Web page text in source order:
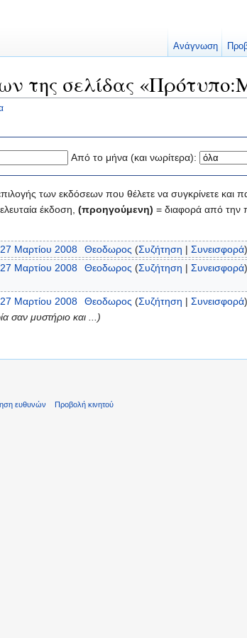
της σελίδας
Από το μήνα (και νωρίτερα):
των εκδόσεων που θέλετε να συγκρίνετε και
έκδοση, (προηγούμενη) = διαφορά από την
Μαρτίου 2008 Θεοδωρος (Συζήτηση | Συνεισφορά)
Μαρτίου 2008 Θεοδωρος (Συζήτηση | Συνεισφορά)
Μαρτίου 2008 Θεοδωρος (Συζήτηση | Συνεισφορά)
σαν μυστήριο και ...)
Ανάγνωση
ευθυνών Προβολή κινητού